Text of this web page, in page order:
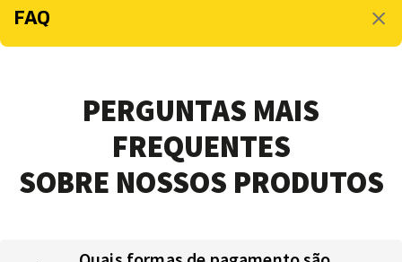
FAQ
PERGUNTAS MAIS
FREQUENTES
SOBRE NOSSOS PRODUTOS